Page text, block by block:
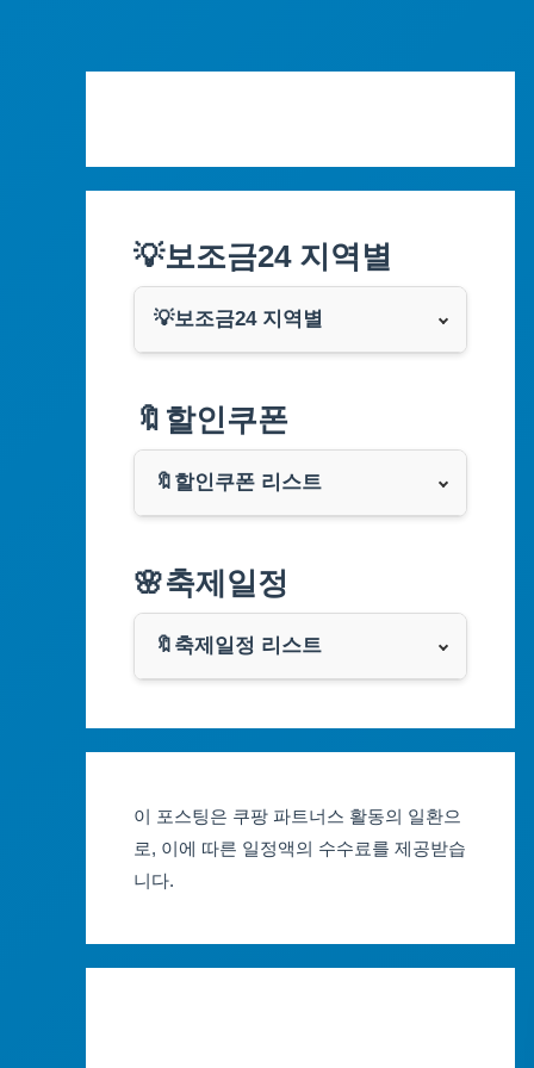
💡보조금24 지역별
💡보조금24 지역별
부산광역시
대구광역시
인천광역시
광주광역시
세종특별자치시
강원도
🔖할인쿠폰
🔖할인쿠폰 리스트
쿠팡
클룩
🌸축제일정
🔖축제일정 리스트
대구축제 일정
광주축제 일정
이 포스팅은 쿠팡 파트너스 활동의 일환으
로, 이에 따른 일정액의 수수료를 제공받습
니다.